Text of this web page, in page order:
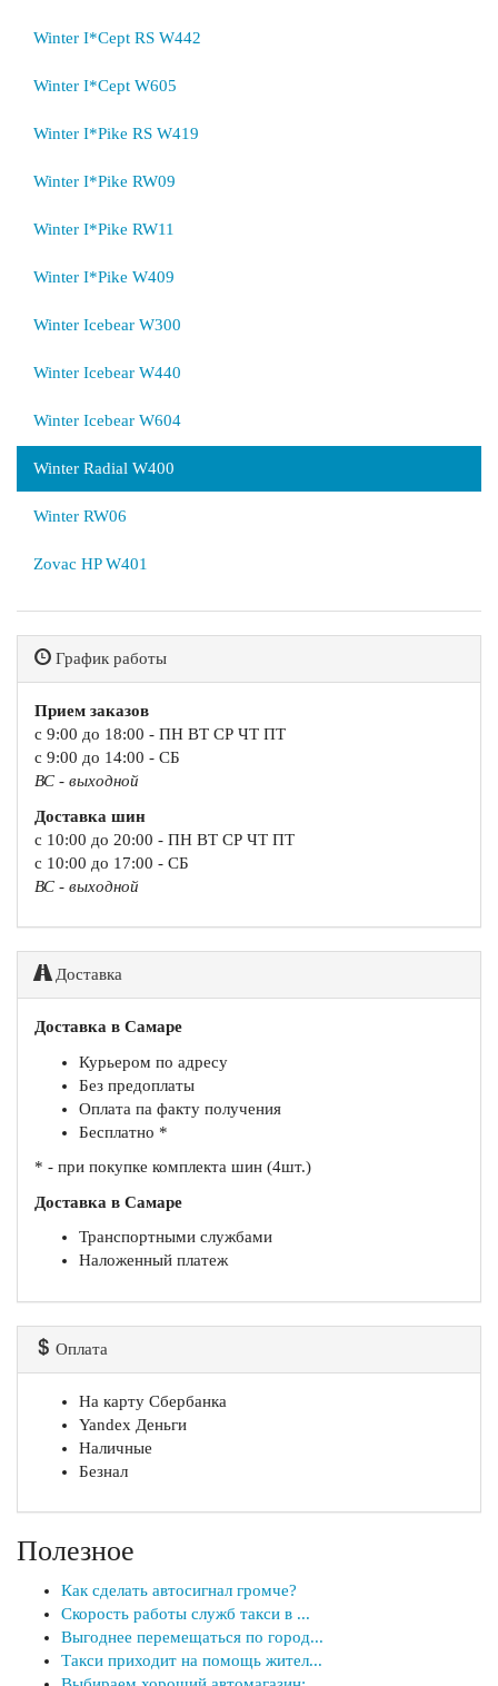
Winter I*Cept RS W442
Winter I*Cept W605
Winter I*Pike RS W419
Winter I*Pike RW09
Winter I*Pike RW11
Winter I*Pike W409
Winter Icebear W300
Winter Icebear W440
Winter Icebear W604
Winter Radial W400
Winter RW06
Zovac HP W401
График работы
Прием заказов
с 9:00 до 18:00 - ПН ВТ СР ЧТ ПТ
с 9:00 до 14:00 - СБ
ВС - выходной
Доставка шин
с 10:00 до 20:00 - ПН ВТ СР ЧТ ПТ
с 10:00 до 17:00 - СБ
ВС - выходной
Доставка
Доставка в Самаре
Курьером по адресу
Без предоплаты
Оплата па факту получения
Бесплатно *
* - при покупке комплекта шин (4шт.)
Доставка в Самаре
Транспортными службами
Наложенный платеж
Оплата
На карту Сбербанка
Yandex Деньги
Наличные
Безнал
Полезное
Как сделать автосигнал громче?
Скорость работы служб такси в ...
Выгоднее перемещаться по город...
Такси приходит на помощь жител...